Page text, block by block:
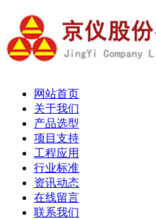
网站首页
关于我们
产品选型
项目支持
工程应用
行业标准
资讯动态
在线留言
联系我们